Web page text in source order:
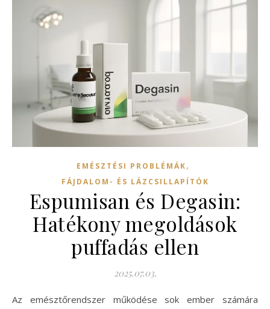
EMÉSZTÉSI PROBLÉMÁK,
FÁJDALOM- ÉS LÁZCSILLAPÍTÓK
Espumisan és Degasin:
Hatékony megoldások
puffadás ellen
2025.07.03.
Az emésztőrendszer működése sok ember számára